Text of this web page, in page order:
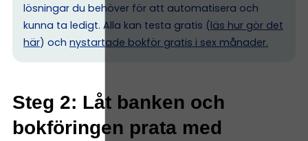
lösningar du behöver för att automatisera och
kunna ta ledigt. Alla kan testa gratis (läs hur gör det
här) och nystartade bokför gratis i sex månader.
Steg 2: Låt banken och
bokföringen prata med